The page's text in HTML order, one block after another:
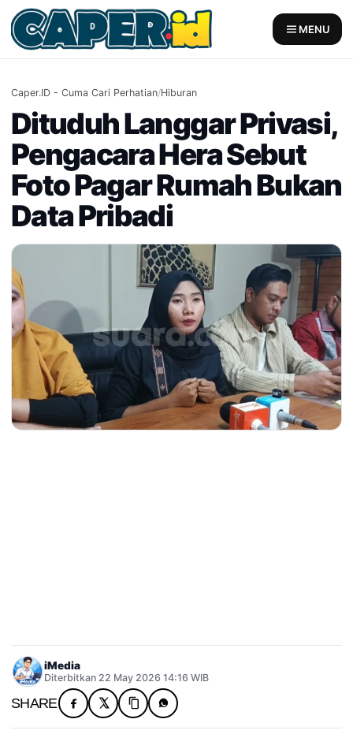
Skip
to
content
MENU
Caper.ID - Cuma Cari Perhatian/Hiburan
Dituduh Langgar Privasi,
Pengacara Hera Sebut
Foto Pagar Rumah Bukan
Data Pribadi
iMedia
Diterbitkan 22 May 2026 14:16 WIB
SHARE